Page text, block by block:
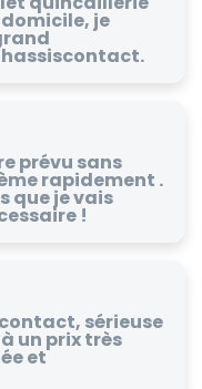
je
prévu sans
rapidement .
que je vais
!
sérieuse
un prix très
et